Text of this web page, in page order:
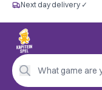
Free from €60
Next day delivery ✓
Personal advice
4,9/5 —
Next day delivery ✓
What game are you